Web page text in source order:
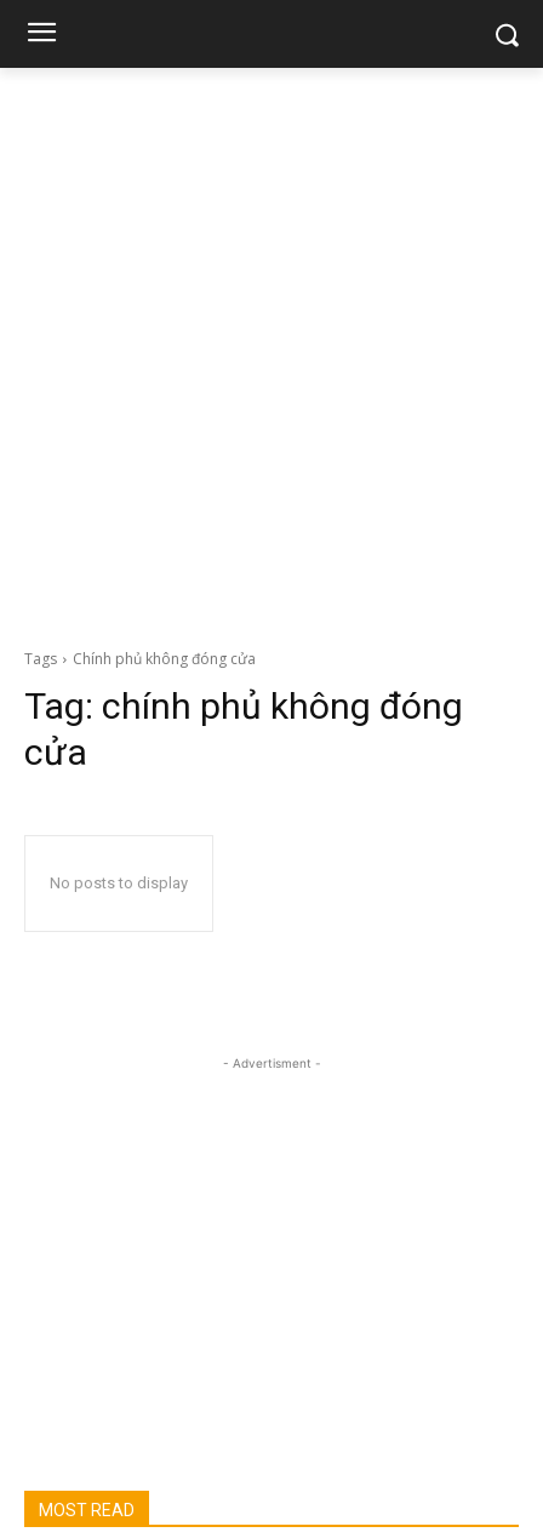
Tags Chính phủ không đóng cửa
Tag: chính phủ không đóng
cửa
No posts to display
- Advertisment -
MOST READ